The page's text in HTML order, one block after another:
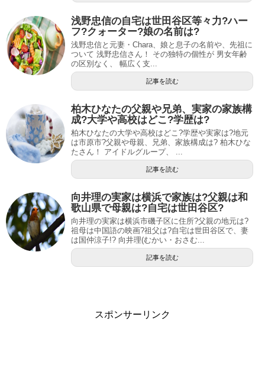
浅野忠信の自宅は世田谷区等々力?ハー
フ?クォーター?娘の名前は?
浅野忠信と元妻・Chara、娘と息子の名前や、先祖に
ついて 浅野忠信さん！ その独特の個性が 男女年齢
の区別なく、 幅広く支...
記事を読む
柏木ひなたの父親や兄弟、実家の家族構
成?大学や高校はどこ?学歴は?
柏木ひなたの大学や高校はどこ?学歴や実家は?地元
は市原市?父親や母親、兄弟、家族構成は? 柏木ひな
たさん！ アイドルグループ、 ...
記事を読む
向井理の実家は横浜で家族は?父親は和
歌山県で母親は?自宅は世田谷区?
向井理の実家は横浜市磯子区に住所?父親の地元は?
祖母は中国語の映画?祖父は?自宅は世田谷区で、妻
は国仲涼子!? 向井理(むかい・おさむ...
記事を読む
スポンサーリンク